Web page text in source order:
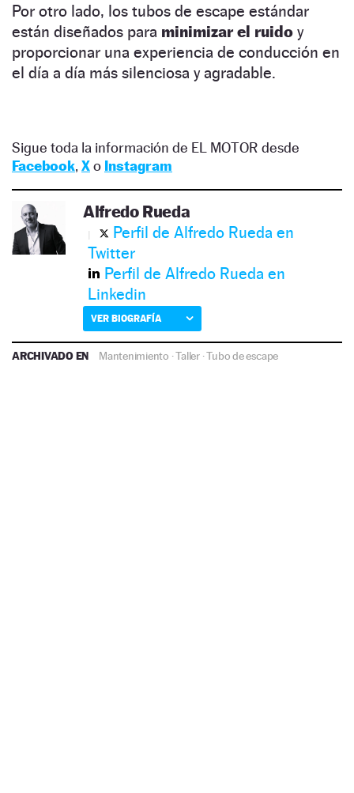
Por otro lado, los tubos de escape estándar
están diseñados para minimizar el ruido y
proporcionar una experiencia de conducción en
el día a día más silenciosa y agradable.
Sigue toda la información de EL MOTOR desde
Facebook, Xo Instagram
Alfredo Rueda
Perfil de Alfredo Rueda en
Twitter
Perfil de Alfredo Rueda en
Linkedin
VER BIOGRAFÍA
ARCHIVADO EN Mantenimiento ·Taller·Tubo de escape